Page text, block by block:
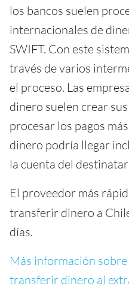
los bancos suelen
internacionales de
SWIFT. Con este
través de varios
el proceso. Las
dinero suelen crear
procesar los pagos
dinero podría llegar
la cuenta del
El proveedor más
transferir dinero a
días.
Más información
transferir dinero al